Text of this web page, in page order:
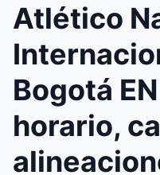
Atlético
Bogotá
horario,